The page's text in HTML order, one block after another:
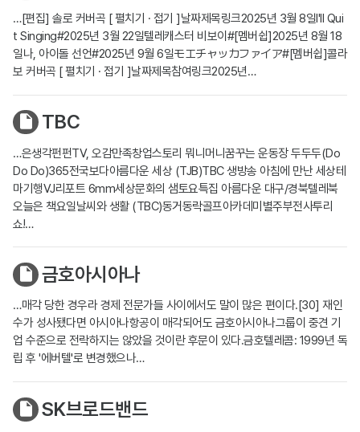
…[편집] 솔로 커버곡 [ 펼치기 · 접기 ]날짜제목링크2025년 3월 8일I'll Qui
t Singing#2025년 3월 22일텔레캐스터 비보이#[멤버쉽]2025년 8월 18
일나, 아이돌 선언#2025년 9월 6일モエチャッカファイア#[멤버쉽]콜라
보 커버곡 [ 펼치기 · 접기 ]날짜제목참여링크2025년…
TBC
…은생각펀펀TV, 오감만족창업스토리 뭐니머니꿈꾸는 운동장 두두두(Do
Do Do)365전국보다아름다운 세상 (TJB)TBC 생방송 아침에 만난 세상테
마기행VJ리포트 6mm세상문화의 샘토요특집 아름다운 대구/경북텔레북
오늘은 책요일날씨와 생활 (TBC)동거동락골프아카데미별주부전사투리
쇼!…
금호아시아나
…매각 당한 경우라 경제 전문가들 사이에서도 말이 많은 편이다.[30] 재인
수가 성사됐다면 아시아나항공이 매각되어도 금호아시아나그룹이 중견 기
업 수준으로 전락하지는 않았을 것이란 후문이 있다.금호텔레콤: 1999년 독
립 후 '에버텔'로 변경했으나…
SK브로드밴드